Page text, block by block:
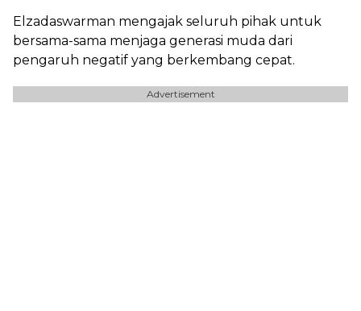
Elzadaswarman mengajak seluruh pihak untuk
bersama-sama menjaga generasi muda dari
pengaruh negatif yang berkembang cepat.
Advertisement